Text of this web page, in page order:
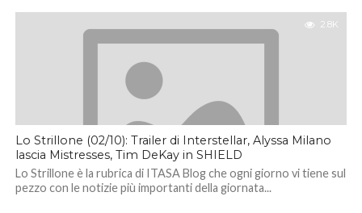
2.8K
Lo Strillone (02/10): Trailer di Interstellar, Alyssa Milano
lascia Mistresses, Tim DeKay in SHIELD
Lo Strillone è la rubrica di ITASA Blog che ogni giorno vi tiene sul
pezzo con le notizie più importanti della giornata...